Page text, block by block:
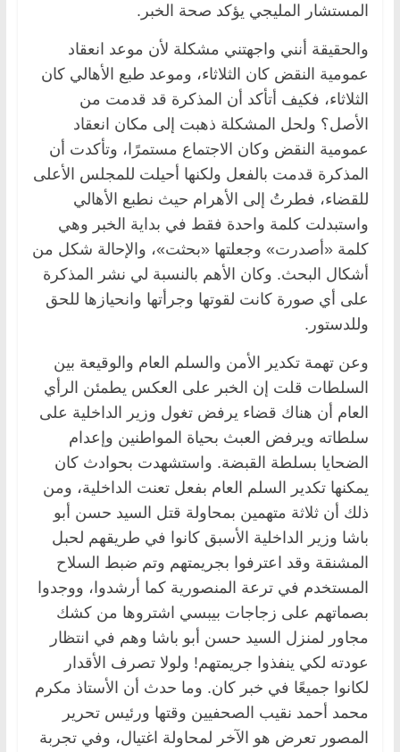
المستشار المليجي يؤكد صحة الخبر.
والحقيقة أنني واجهتني مشكلة لأن موعد انعقاد
عمومية النقض كان الثلاثاء، وموعد طبع الأهالي كان
الثلاثاء، فكيف أتأكد أن المذكرة قد قدمت من
الأصل؟ ولحل المشكلة ذهبت إلى مكان انعقاد
عمومية النقض وكان الاجتماع مستمرًا، وتأكدت أن
المذكرة قدمت بالفعل ولكنها أحيلت للمجلس الأعلى
للقضاء، فطرتُ إلى الأهرام حيث نطبع الأهالي
واستبدلت كلمة واحدة فقط في بداية الخبر وهي
كلمة «أصدرت» وجعلتها «بحثت»، والإحالة شكل من
أشكال البحث. وكان الأهم بالنسبة لي نشر المذكرة
على أي صورة كانت لقوتها وجرأتها وانحيازها للحق
وللدستور.
وعن تهمة تكدير الأمن والسلم العام والوقيعة بين
السلطات قلت إن الخبر على العكس يطمئن الرأي
العام أن هناك قضاء يرفض تغول وزير الداخلية على
سلطاته ويرفض العبث بحياة المواطنين وإعدام
الضحايا بسلطة القبضة. واستشهدت بحوادث كان
يمكنها تكدير السلم العام بفعل تعنت الداخلية، ومن
ذلك أن ثلاثة متهمين بمحاولة قتل السيد حسن أبو
باشا وزير الداخلية الأسبق كانوا في طريقهم لحبل
المشنقة وقد اعترفوا بجريمتهم وتم ضبط السلاح
المستخدم في ترعة المنصورية كما أرشدوا، ووجدوا
بصماتهم على زجاجات بيبسي اشتروها من كشك
مجاور لمنزل السيد حسن أبو باشا وهم في انتظار
عودته لكي ينفذوا جريمتهم! ولولا تصرف الأقدار
لكانوا جميعًا في خبر كان. وما حدث أن الأستاذ مكرم
محمد أحمد نقيب الصحفيين وقتها ورئيس تحرير
المصور تعرض هو الآخر لمحاولة اغتيال، وفي تجربة